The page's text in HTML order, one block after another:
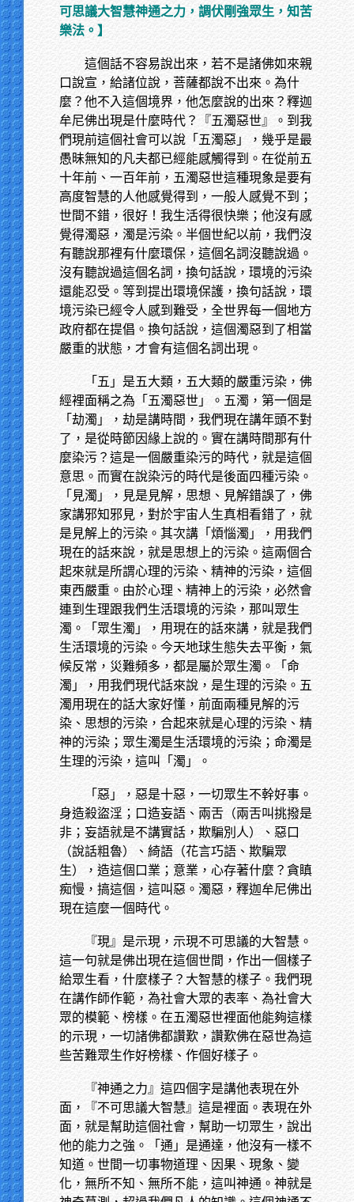
可思議大智慧神通之力，調伏剛強眾生，知苦
樂法。】
這個話不容易說出來，若不是諸佛如來親
口說宣，給諸位說，菩薩都說不出來。為什
麼？他不入這個境界，他怎麼說的出來？釋迦
牟尼佛出現是什麼時代？『五濁惡世』。到我
們現前這個社會可以說「五濁惡」，幾乎是最
愚昧無知的凡夫都已經能感觸得到。在從前五
十年前、一百年前，五濁惡世這種現象是要有
高度智慧的人他感覺得到，一般人感覺不到；
世間不錯，很好！我生活得很快樂；他沒有感
覺得濁惡，濁是污染。半個世紀以前，我們沒
有聽說那裡有什麼環保，這個名詞沒聽說過。
沒有聽說過這個名詞，換句話說，環境的污染
還能忍受。等到提出環境保護，換句話說，環
境污染已經令人感到難受，全世界每一個地方
政府都在提倡。換句話說，這個濁惡到了相當
嚴重的狀態，才會有這個名詞出現。
「五」是五大類，五大類的嚴重污染，佛
經裡面稱之為「五濁惡世」。五濁，第一個是
「劫濁」，劫是講時間，我們現在講年頭不對
了，是從時節因緣上說的。實在講時間那有什
麼染污？這是一個嚴重染污的時代，就是這個
意思。而實在說染污的時代是後面四種污染。
「見濁」，見是見解，思想、見解錯誤了，佛
家講邪知邪見，對於宇宙人生真相看錯了，就
是見解上的污染。其次講「煩惱濁」，用我們
現在的話來說，就是思想上的污染。這兩個合
起來就是所謂心理的污染、精神的污染，這個
東西嚴重。由於心理、精神上的污染，必然會
連到生理跟我們生活環境的污染，那叫眾生
濁。「眾生濁」，用現在的話來講，就是我們
生活環境的污染。今天地球生態失去平衡，氣
候反常，災難頻多，都是屬於眾生濁。「命
濁」，用我們現代話來說，是生理的污染。五
濁用現在的話大家好懂，前面兩種見解的污
染、思想的污染，合起來就是心理的污染、精
神的污染；眾生濁是生活環境的污染；命濁是
生理的污染，這叫「濁」。
「惡」，惡是十惡，一切眾生不幹好事。
身造殺盜淫；口造妄語、兩舌（兩舌叫挑撥是
非；妄語就是不講實話，欺騙別人）、惡口
（說話粗魯）、綺語（花言巧語、欺騙眾
生），造這個口業；意業，心存著什麼？貪瞋
痴慢，搞這個，這叫惡。濁惡，釋迦牟尼佛出
現在這麼一個時代。
『現』是示現，示現不可思議的大智慧。
這一句就是佛出現在這個世間，作出一個樣子
給眾生看，什麼樣子？大智慧的樣子。我們現
在講作師作範，為社會大眾的表率、為社會大
眾的模範、榜樣。在五濁惡世裡面他能夠這樣
的示現，一切諸佛都讚歎，讚歎佛在惡世為這
些苦難眾生作好榜樣、作個好樣子。
『神通之力』這四個字是講他表現在外
面，『不可思議大智慧』這是裡面。表現在外
面，就是幫助這個社會，幫助一切眾生，說出
他的能力之強。「通」是通達，他沒有一樣不
知道。世間一切事物道理、因果、現象、變
化，無所不知、無所不能，這叫神通。神就是